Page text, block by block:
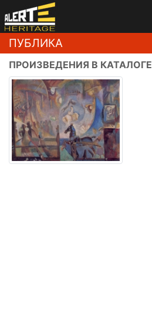
ПУБЛИКА
ПРОИЗВЕДЕНИЯ В КАТАЛОГЕ